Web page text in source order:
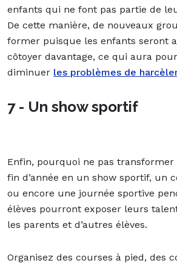
enfants qui ne font pas partie de
De cette manière, de nouveaux
former puisque les enfants seront
côtoyer davantage, ce qui aura
diminuer les problèmes de
7 - Un show sportif
Enfin, pourquoi ne pas transformer
fin d’année en un show sportif, un
ou encore une journée sportive
élèves pourront exposer leurs
les parents et d’autres élèves.
Organisez des courses à pied, des